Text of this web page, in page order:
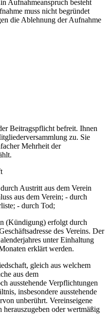
Aufnahmeanspruch besteht
muss nicht begründet
die Ablehnung der Aufnahme
Beitragspflicht befreit. Ihnen
zu. Sie
Mehrheit der
Austritt aus dem Verein
aus dem Verein; - durch
- durch Tod;
(Kündigung) erfolgt durch
des Vereins. Der
unter Einhaltung
erklärt werden.
gleich aus welchem
aus dem
ausstehende Verpflichtungen
insbesondere ausstehende
unberührt. Vereinseigene
herauszugeben oder wertmäßig